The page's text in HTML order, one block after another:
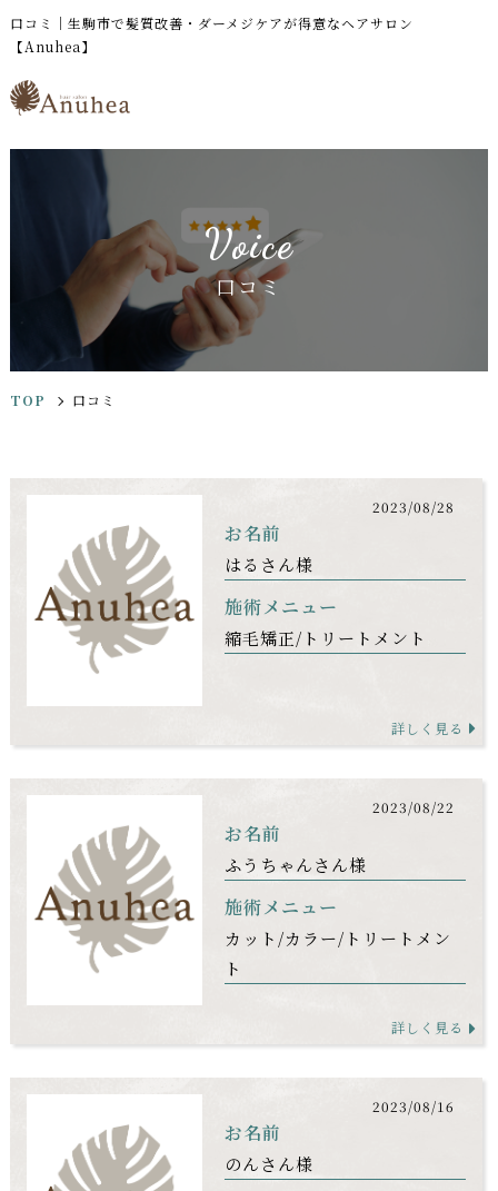
口コミ｜生駒市で髪質改善・ダーメジケアが得意なヘアサロン
【Anuhea】
Voice
口コミ
TOP 口コミ
2023/08/28
お名前
はるさん様
施術メニュー
縮毛矯正 トリートメント
詳しく見る
2023/08/22
お名前
ふうちゃんさん様
施術メニュー
カット カラー トリートメン
ト
詳しく見る
2023/08/16
お名前
のんさん様